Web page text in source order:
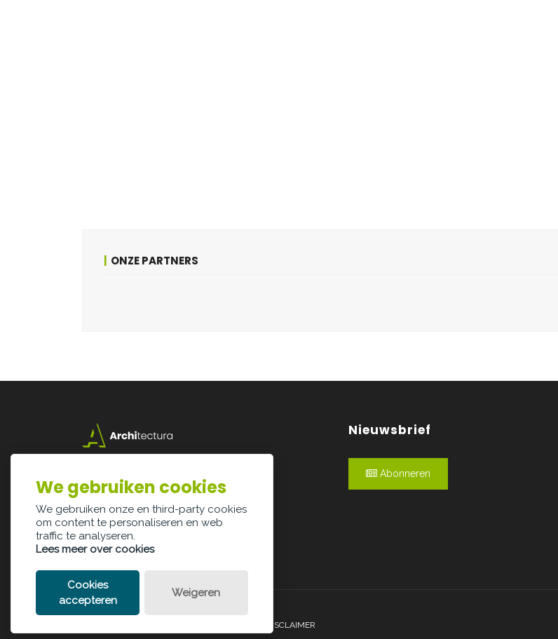
ONZE PARTNERS
3500 Hasselt
info@architectura.be
Nieuwsbrief
Abonneren
LEGAL DISCLAIMER
We gebruiken cookies
We gebruiken onze en third-party cookies
om content te personaliseren en web
traffic te analyseren.
Lees meer over cookies
Cookies
accepteren
Weigeren